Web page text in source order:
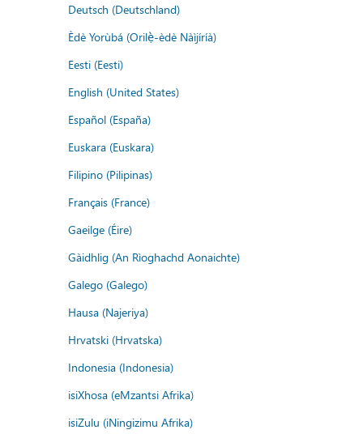
Deutsch (Deutschland)
Èdè Yorùbá (Orilẹ̀-èdè Nàìjíríà)
Eesti (Eesti)
English (United States)
Español (España)
Euskara (Euskara)
Filipino (Pilipinas)
Français (France)
Gaeilge (Éire)
Gàidhlig (An Rìoghachd Aonaichte)
Galego (Galego)
Hausa (Najeriya)
Hrvatski (Hrvatska)
Indonesia (Indonesia)
isiXhosa (eMzantsi Afrika)
isiZulu (iNingizimu Afrika)